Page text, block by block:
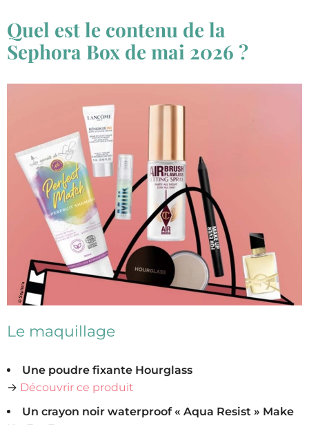
Quel est le contenu de la
Sephora Box de mai 2026 ?
Le maquillage
Une poudre fixante Hourglass
→ Découvrir ce produit
Un crayon noir waterproof « Aqua Resist » Make